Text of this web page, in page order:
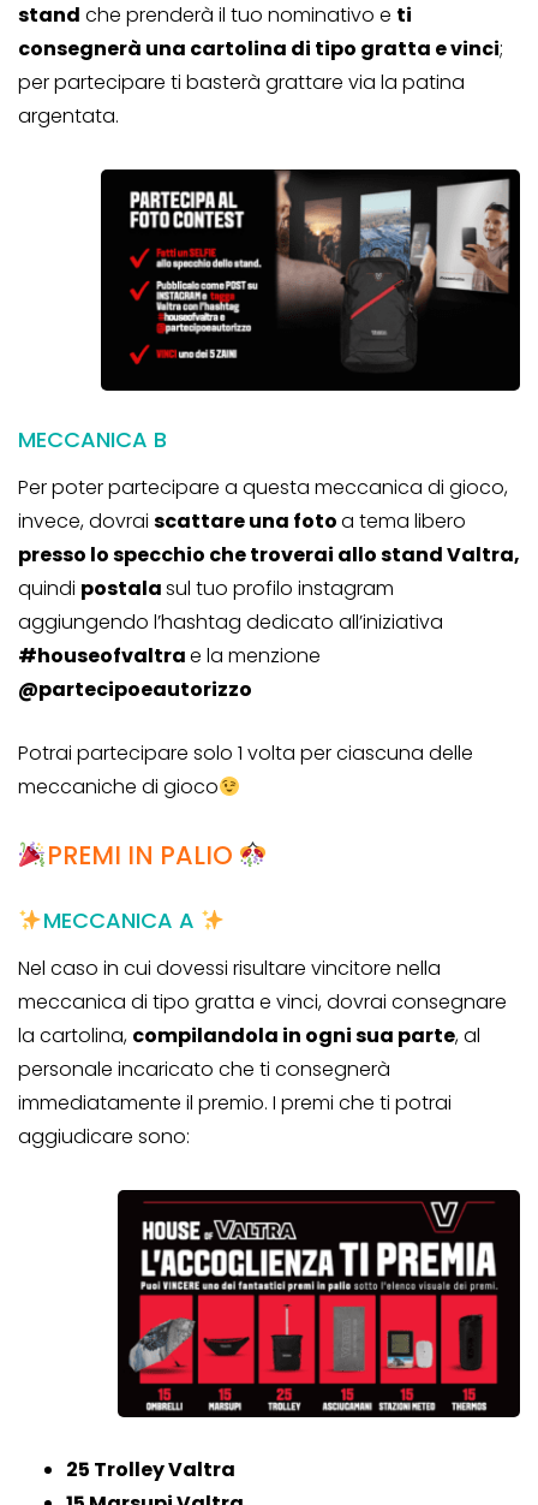
stand che prenderà il tuo nominativo e ti
consegnerà una cartolina di tipo gratta e vinci;
per partecipare ti basterà grattare via la patina
argentata.
MECCANICA B
Per poter partecipare a questa meccanica di gioco,
invece, dovrai scattare una fotoa tema libero
presso lo specchio che troverai allo stand Valtra,
quindi postalasul tuo profilo instagram
aggiungendo l’hashtag dedicato all’iniziativa
#houseofvaltrae la menzione
@partecipoeautorizzo
Potrai partecipare solo 1 volta per ciascuna delle
meccaniche di gioco
PREMI IN PALIO
MECCANICA A
Nel caso in cui dovessi risultare vincitore nella
meccanica di tipo gratta e vinci, dovrai consegnare
la cartolina, compilandola in ogni sua parte, al
personale incaricato che ti consegnerà
immediatamente il premio. I premi che ti potrai
aggiudicare sono:
25 Trolley Valtra